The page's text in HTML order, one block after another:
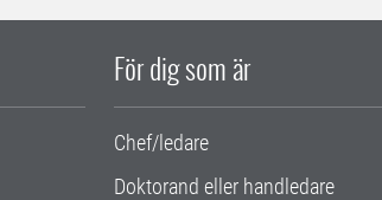
För dig som är
Chef/ledare
Doktorand eller handledare